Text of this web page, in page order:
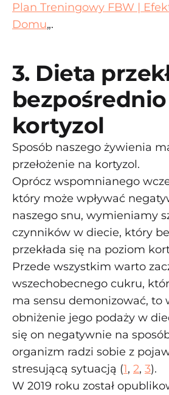
Plan Treningowy FBW |
Domu„.
3. Dieta
kortyzol
Sposób naszego żywienia
przełożenie na kortyzol.
Oprócz wspomnianego
który może wpływać
naszego snu, wymieniamy
czynników w diecie, który
przekłada się na poziom
Przede wszystkim warto
wszechobecnego cukru,
ma sensu demonizować, to
obniżenie jego podaży w
się on negatywnie na
organizm radzi sobie z
stresującą sytuacją (1, 2, 3).
W 2019 roku został